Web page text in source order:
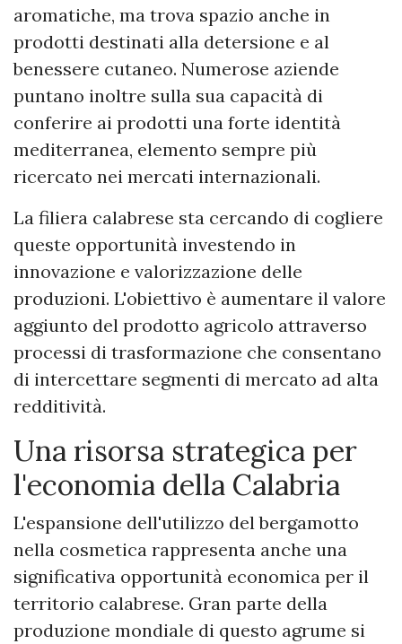
aromatiche, ma trova spazio anche in
prodotti destinati alla detersione e al
benessere cutaneo. Numerose aziende
puntano inoltre sulla sua capacità di
conferire ai prodotti una forte identità
mediterranea, elemento sempre più
ricercato nei mercati internazionali.
La filiera calabrese sta cercando di cogliere
queste opportunità investendo in
innovazione e valorizzazione delle
produzioni. L'obiettivo è aumentare il valore
aggiunto del prodotto agricolo attraverso
processi di trasformazione che consentano
di intercettare segmenti di mercato ad alta
redditività.
Una risorsa strategica per
l'economia della Calabria
L'espansione dell'utilizzo del bergamotto
nella cosmetica rappresenta anche una
significativa opportunità economica per il
territorio calabrese. Gran parte della
produzione mondiale di questo agrume si